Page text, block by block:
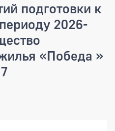
подготовки к
2026-
«Победа »
подготовки к